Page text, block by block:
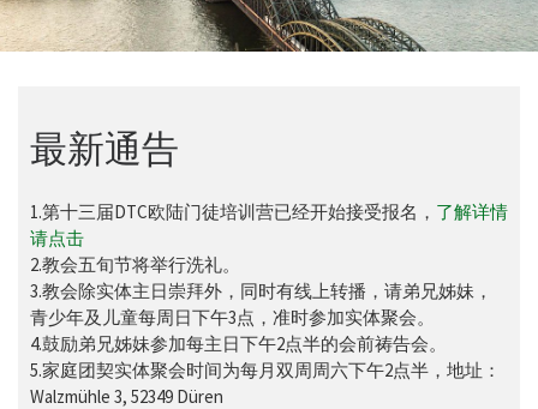
最新通告
1.第十三届DTC欧陆门徒培训营已经开始接受报名， 了解详情
请点击
2.教会五旬节将举行洗礼。
3.教会除实体主日崇拜外，同时有线上转播，请弟兄姊妹，
青少年及儿童每周日下午3点，准时参加实体聚会。
4.鼓励弟兄姊妹参加每主日下午2点半的会前祷告会。
5.家庭团契实体聚会时间为每月双周周六下午2点半，地址：
Walzmühle 3, 52349 Düren